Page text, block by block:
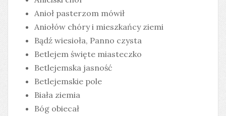
Anioł pasterzom mówił
Aniołów chóry i mieszkańcy ziemi
Bądź wiesioła, Panno czysta
Betlejem święte miasteczko
Betlejemska jasność
Betlejemskie pole
Biała ziemia
Bóg obiecał